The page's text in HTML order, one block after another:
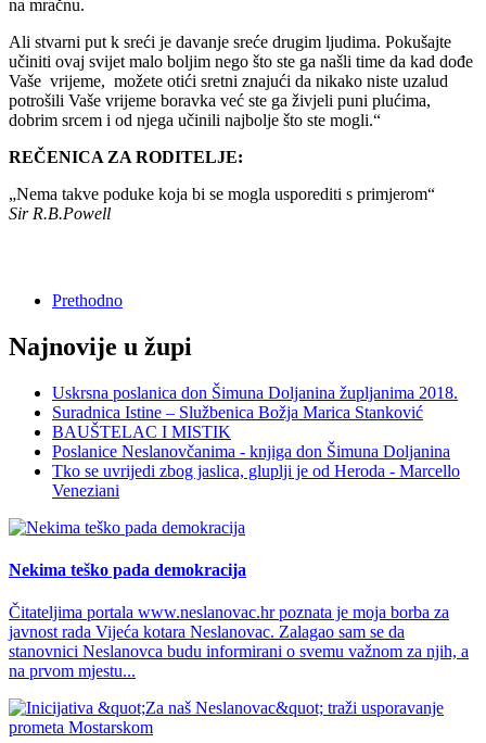
na mračnu.
Ali stvarni put k sreći je davanje sreće drugim ljudima. Pokušajte
učiniti ovaj svijet malo boljim nego što ste ga našli time da kad dođe
Vaše vrijeme, možete otići sretni znajući da nikako niste uzalud
potrošili Vaše vrijeme boravka već ste ga živjeli puni plućima,
dobrim srcem i od njega učinili najbolje što ste mogli.“
REČENICA ZA RODITELJE:
„Nema takve poduke koja bi se mogla usporediti s primjerom“
Sir R.B.Powell
Prethodno
Najnovije u župi
Uskrsna poslanica don Šimuna Doljanina župljanima 2018.
Suradnica Istine – Službenica Božja Marica Stanković
BAUŠTELAC I MISTIK
Poslanice Neslanovčanima - knjiga don Šimuna Doljanina
Tko se uvrijedi zbog jaslica, gluplji je od Heroda - Marcello
Veneziani
Nekima teško pada demokracija
Čitateljima portala www.neslanovac.hr poznata je moja borba za
javnost rada Vijeća kotara Neslanovac. Zalagao sam se da
stanovnici Neslanovca budu informirani o svemu važnom za njih, a
na prvom mjestu...